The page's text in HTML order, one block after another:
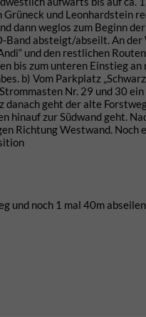
und Leonhardstein
dann weglos zum Beginn
absteigt/abseilt. An
und den restlichen
bis zum unteren Einstieg
b) Vom Parkplatz
Nr. 29 und 30
geht der alte
hinauf zur Südwand geht.
Richtung Westwand.
und noch 1 mal 40m